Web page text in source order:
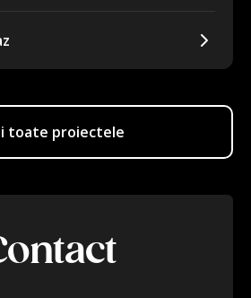
toate proiectele